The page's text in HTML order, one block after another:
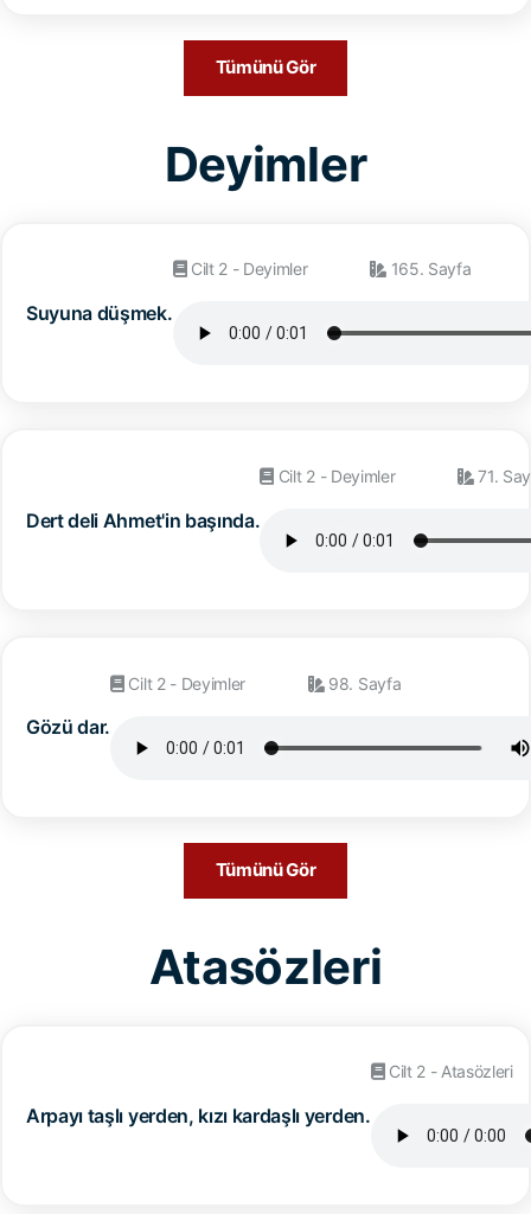
Tümünü Gör
Deyimler
Suyuna düşmek.
Cilt 2 - Deyimler 165. Sayfa
Dert deli Ahmet'in başında.
Cilt 2 - Deyimler 71.
Gözü dar.
Cilt 2 - Deyimler 98. Sayfa
Tümünü Gör
Atasözleri
Arpayı taşlı yerden, kızı kardaşlı yerden.
Cilt 2 - Atasözleri